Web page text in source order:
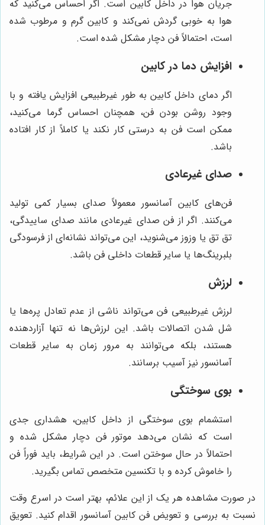
جریان هوا در داخل کابین است. اگر احساس می‌کنید که
هوا به خوبی گردش نمی‌کند و کابین گرم و مرطوب شده
است، احتمالاً فن دچار مشکل شده است.
افزایش دما در کابین
اگر دمای داخل کابین به طور غیرطبیعی افزایش یافته و با
وجود روشن بودن فن، همچنان احساس گرما می‌کنید،
ممکن است فن به درستی کار نکند یا کاملاً از کار افتاده
باشد.
صدای غیرعادی
فن‌های کابین آسانسور معمولاً صدای بسیار کمی تولید
می‌کنند. اگر از فن صدای غیرعادی مانند صدای ساییدگی،
تق تق یا وزوز می‌شنوید، این می‌تواند نشانه‌ای از فرسودگی
بلبرینگ‌ها یا سایر قطعات داخلی فن باشد.
لرزش
لرزش غیرطبیعی فن می‌تواند ناشی از عدم تعادل پره‌ها یا
شل شدن اتصالات باشد. این لرزش‌ها نه تنها آزاردهنده
هستند، بلکه می‌توانند به مرور زمان به سایر قطعات
آسانسور نیز آسیب برسانند.
بوی سوختگی
استشمام بوی سوختگی از داخل کابین، هشداری جدی
است که نشان می‌دهد موتور فن دچار مشکل شده و
احتمالاً در حال سوختن است. در این شرایط، باید فوراً فن
را خاموش کرده و با تکنسین متخصص تماس بگیرید.
در صورت مشاهده هر یک از این علائم، بهتر است در اسرع وقت
نسبت به بررسی و تعویض فن کابین آسانسور اقدام کنید. تعویق